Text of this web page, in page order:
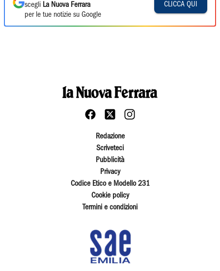
scegli La Nuova Ferrara
per le tue notizie su Google
CLICCA QUI
Redazione
Scriveteci
Pubblicità
Privacy
Codice Etico e Modello 231
Cookie policy
Termini e condizioni